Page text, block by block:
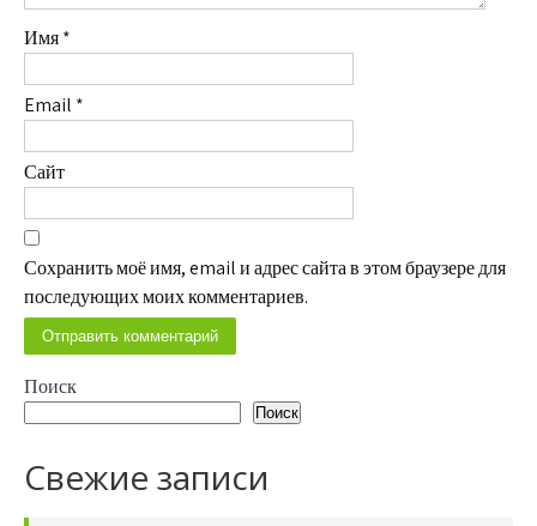
Имя*
Email *
Сайт
Сохранить моё имя, email и адрес сайта в этом браузере для
последующих моих комментариев.
Поиск
Поиск
Свежие записи